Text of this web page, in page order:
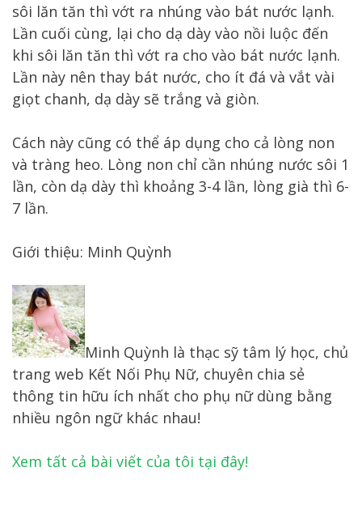
sôi lăn tăn thì vớt ra nhúng vào bát nước lạnh.
Lần cuối cùng, lại cho dạ dày vào nồi luộc đến
khi sôi lăn tăn thì vớt ra cho vào bát nước lạnh.
Lần này nên thay bát nước, cho ít đá và vắt vài
giọt chanh, dạ dày sẽ trắng và giòn.
Cách này cũng có thể áp dụng cho cả lòng non
và tràng heo. Lòng non chỉ cần nhúng nước sôi 1
lần, còn dạ dày thì khoảng 3-4 lần, lòng già thì 6-
7 lần.
Giới thiệu: Minh Quỳnh
Minh Quỳnh là thạc sỹ tâm lý học, chủ
trang web Kết Nối Phụ Nữ, chuyên chia sẻ
thông tin hữu ích nhất cho phụ nữ dùng bằng
nhiều ngôn ngữ khác nhau!
Xem tất cả bài viết của tôi tại đây!